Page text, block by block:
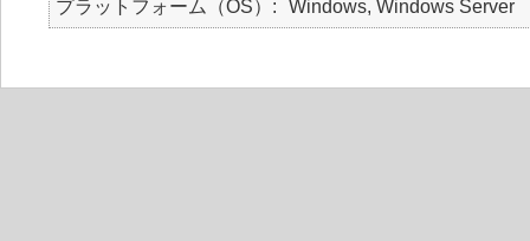
プラットフォーム（OS） Windows, Windows Server